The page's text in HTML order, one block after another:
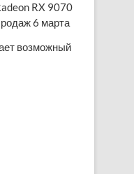
RX 9070
6 марта
возможный